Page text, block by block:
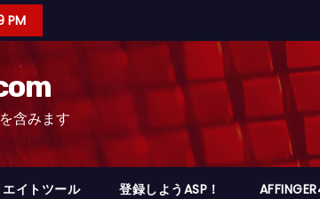
PM
含みます
イトツール 登録しようASP！